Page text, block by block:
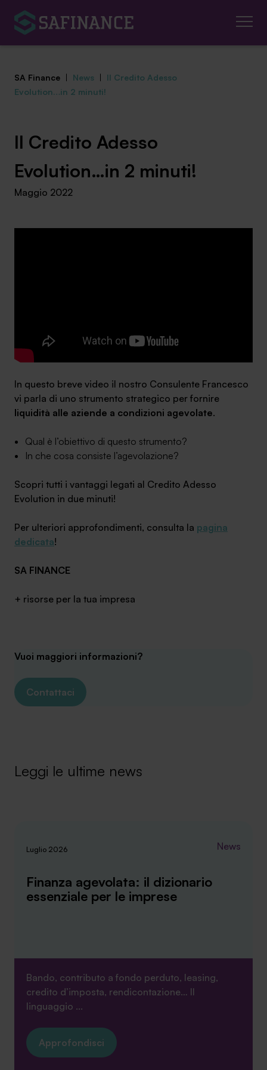
Mediazione Creditizia
Finanza Agevolata
Centro studi
Lavora con noi
SA Finance Mediazione Creditizia Srl, società di mediazione creditizia iscritta
SA Finance | News | Il Credito Adesso
Evolution…in 2 minuti!
Il Credito Adesso
Evolution…in 2 minuti!
Maggio 2022
In questo breve video il nostro Consulente Francesco
vi parla di uno strumento strategico per fornire
liquidità alle aziende a condizioni agevolate.
Qual è l’obiettivo di questo strumento?
In che cosa consiste l’agevolazione?
Scopri tutti i vantaggi legati al Credito Adesso
Evolution in due minuti!
Per ulteriori approfondimenti, consulta la pagina
dedicata!
SA FINANCE
+ risorse per la tua impresa
Vuoi maggiori informazioni?
Contattaci
Leggi le ultime news
Luglio 2026 News
Finanza agevolata: il dizionario
essenziale per le imprese
Bando, contributo a fondo perduto, leasing,
credito d’imposta, rendicontazione… Il
linguaggio ...
Approfondisci